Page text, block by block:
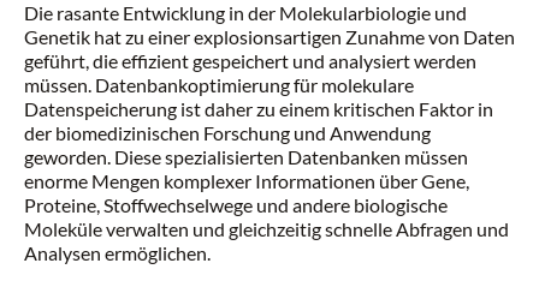
Die rasante Entwicklung in der Molekularbiologie und
Genetik hat zu einer explosionsartigen Zunahme von Daten
geführt, die effizient gespeichert und analysiert werden
müssen. Datenbankoptimierung für molekulare
Datenspeicherung ist daher zu einem kritischen Faktor in
der biomedizinischen Forschung und Anwendung
geworden. Diese spezialisierten Datenbanken müssen
enorme Mengen komplexer Informationen über Gene,
Proteine, Stoffwechselwege und andere biologische
Moleküle verwalten und gleichzeitig schnelle Abfragen und
Analysen ermöglichen.